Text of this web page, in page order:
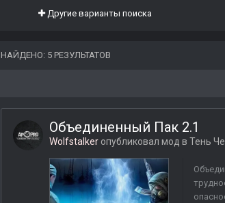
Другие варианты поиска
НАЙДЕНО: 5 РЕЗУЛЬТАТОВ
Объединенный Пак 2.1
Wolfstalker опубликовал мод в Тень